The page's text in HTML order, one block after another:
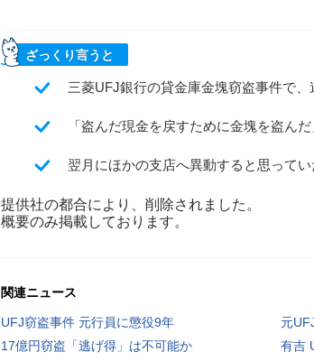
ざっくり言うと
三菱UFJ銀行の貸金庫金塊窃盗事件で
「盗んだ現金を戻すために金塊を盗ん
翌月にほかの支店へ異動すると思って
提供社の都合により、削除されました。
概要のみ掲載しております。
関連ニュース
UFJ窃盗事件 元行員に懲役9年
元
17億円窃盗「逃げ得」は不可能か
有吉